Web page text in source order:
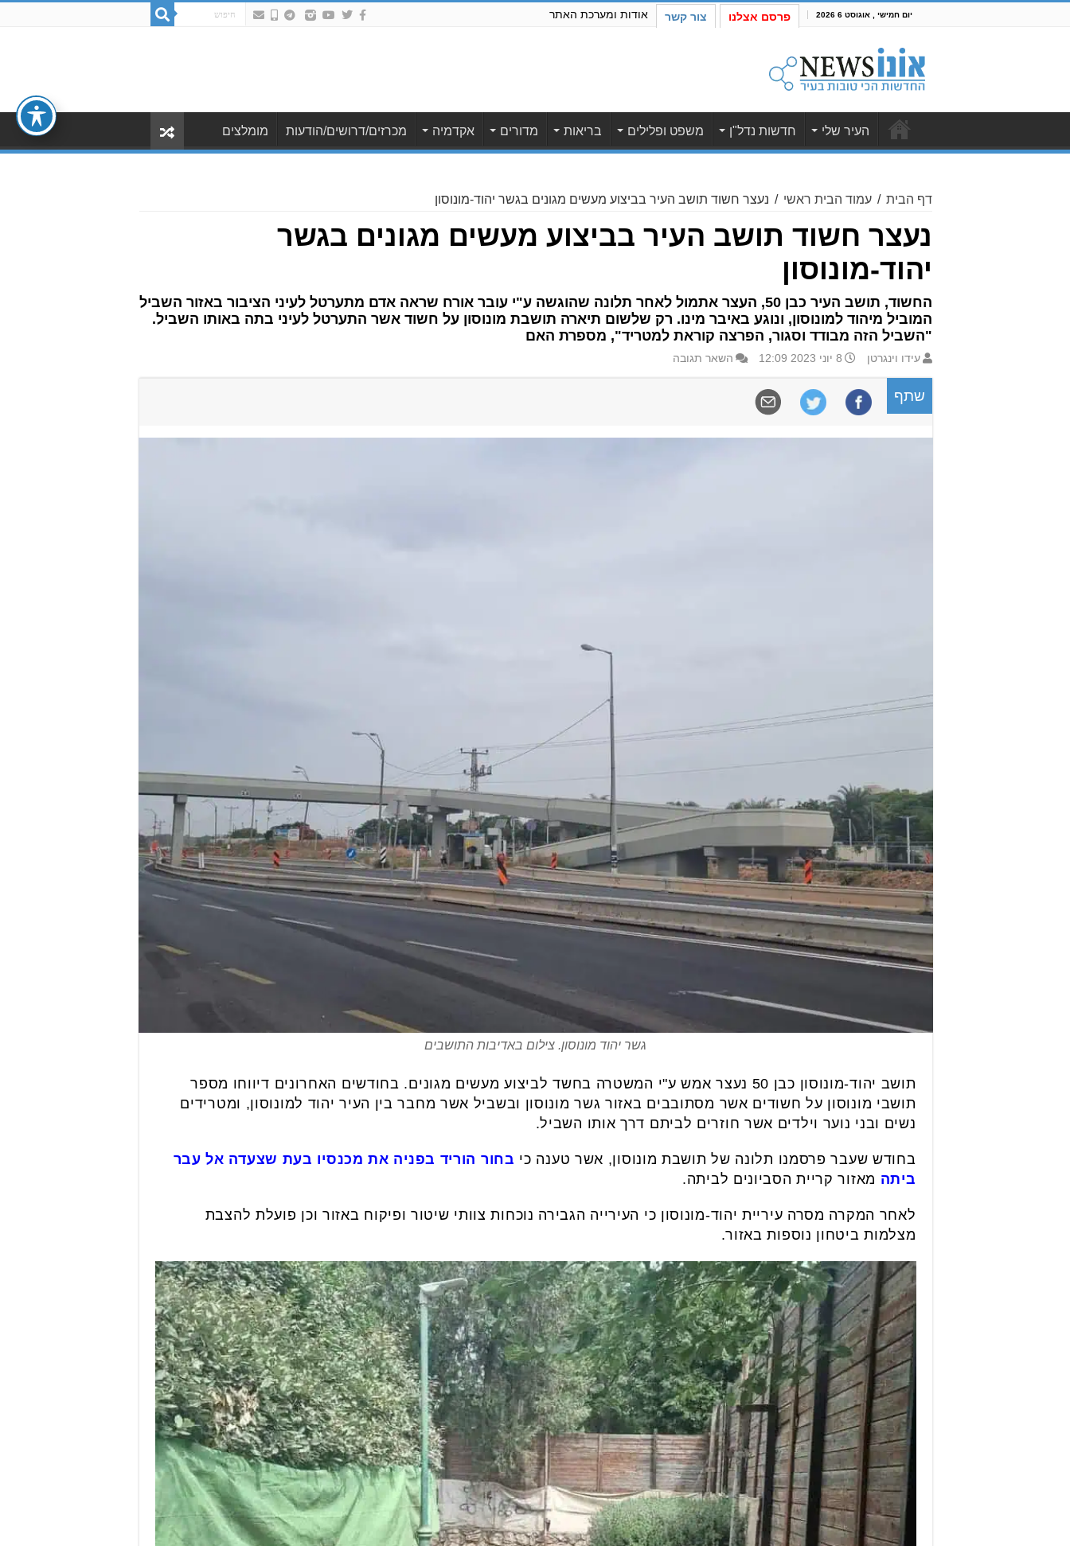
יום חמישי , אוגוסט 6 2026 פרסם אצלנו צור קשר אודות ומערכת האתר
העיר שלי חדשות נדל"ן משפט ופלילים בריאות מדורים אקדמיה מכרזים/דרושים/הודעות מומלצים
דף הבית / עמוד הבית ראשי / נעצר חשוד תושב העיר בביצוע מעשים מגונים בגשר יהוד-מונוסון
נעצר חשוד תושב העיר בביצוע מעשים מגונים בגשר
יהוד-מונוסון
החשוד, תושב העיר כבן 50, העצר אתמול לאחר תלונה שהוגשה ע"י עובר אורח שראה אדם מתערטל לעיני הציבור באזור השביל
המוביל מיהוד למונוסון, ונוגע באיבר מינו. רק שלשום תיארה תושבת מונוסון על חשוד אשר התערטל לעיני בתה באותו השביל.
"השביל הזה מבודד וסגור, הפרצה קוראת למטריד", מספרת האם
עידו וינגרטן 8 יוני 2023 12:09 השאר תגובה
שתף
גשר יהוד מונוסון. צילום באדיבות התושבים
תושב יהוד-מונוסון כבן 50 נעצר אמש ע"י המשטרה בחשד לביצוע מעשים מגונים. בחודשים האחרונים דיווחו מספר
תושבי מונוסון על חשודים אשר מסתובבים באזור גשר מונוסון ובשביל אשר מחבר בין העיר יהוד למונוסון, ומטרידים
נשים ובני נוער וילדים אשר חוזרים לביתם דרך אותו השביל.
בחודש שעבר פרסמנו תלונה של תושבת מונוסון, אשר טענה כי בחור הוריד בפניה את מכנסיו בעת שצעדה אל עבר
ביתה מאזור קריית הסביונים לביתה.
לאחר המקרה מסרה עיריית יהוד-מונוסון כי העירייה הגבירה נוכחות צוותי שיטור ופיקוח באזור וכן פועלת להצבת
מצלמות ביטחון נוספות באזור.